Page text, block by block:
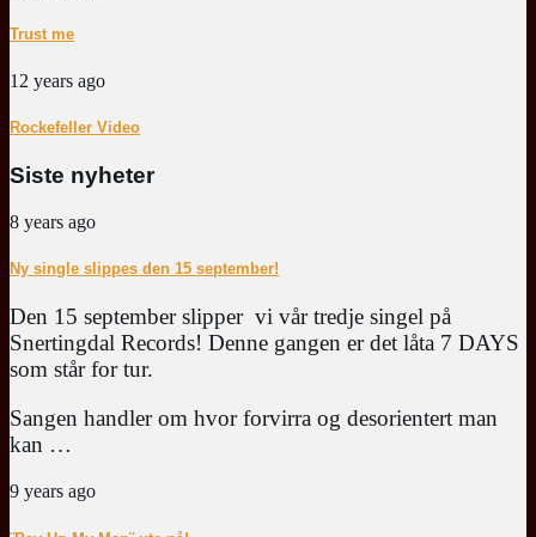
Trust me
12 years ago
Rockefeller Video
Siste nyheter
8 years ago
Ny single slippes den 15 september!
Den 15 september slipper vi vår tredje singel på
Snertingdal Records! Denne gangen er det låta 7 DAYS
som står for tur.
Sangen handler om hvor forvirra og desorientert man
kan …
9 years ago